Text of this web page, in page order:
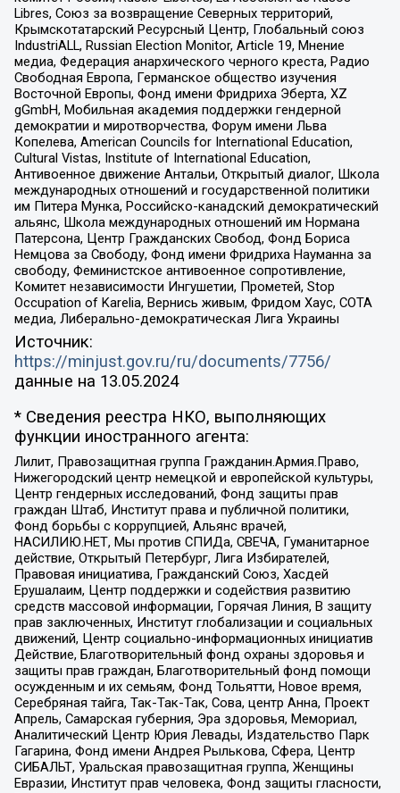
Libres, Союз за возвращение Северных территорий,
Крымскотатарский Ресурсный Центр, Глобальный союз
IndustriALL, Russian Election Monitor, Article 19, Мнение
медиа, Федерация анархического черного креста, Радио
Свободная Европа, Германское общество изучения
Восточной Европы, Фонд имени Фридриха Эберта, XZ
gGmbH, Мобильная академия поддержки гендерной
демократии и миротворчества, Форум имени Льва
Копелева, American Councils for International Education,
Cultural Vistas, Institute of International Education,
Антивоенное движение Антальи, Открытый диалог, Школа
международных отношений и государственной политики
им Питера Мунка, Российско-канадский демократический
альянс, Школа международных отношений им Нормана
Патерсона, Центр Гражданских Свобод, Фонд Бориса
Немцова за Свободу, Фонд имени Фридриха Науманна за
свободу, Феминистское антивоенное сопротивление,
Комитет независимости Ингушетии, Прометей, Stop
Occupation of Karelia, Вернись живым, Фридом Хаус, СОТА
медиа, Либерально-демократическая Лига Украины
Источник:
https://minjust.gov.ru/ru/documents/7756/
данные на 13.05.2024
* Сведения реестра НКО, выполняющих
функции иностранного агента:
Лилит, Правозащитная группа Гражданин.Армия.Право,
Нижегородский центр немецкой и европейской культуры,
Центр гендерных исследований, Фонд защиты прав
граждан Штаб, Институт права и публичной политики,
Фонд борьбы с коррупцией, Альянс врачей,
НАСИЛИЮ.НЕТ, Мы против СПИДа, СВЕЧА, Гуманитарное
действие, Открытый Петербург, Лига Избирателей,
Правовая инициатива, Гражданский Союз, Хасдей
Ерушалаим, Центр поддержки и содействия развитию
средств массовой информации, Горячая Линия, В защиту
прав заключенных, Институт глобализации и социальных
движений, Центр социально-информационных инициатив
Действие, Благотворительный фонд охраны здоровья и
защиты прав граждан, Благотворительный фонд помощи
осужденным и их семьям, Фонд Тольятти, Новое время,
Серебряная тайга, Так-Так-Так, Сова, центр Анна, Проект
Апрель, Самарская губерния, Эра здоровья, Мемориал,
Аналитический Центр Юрия Левады, Издательство Парк
Гагарина, Фонд имени Андрея Рылькова, Сфера, Центр
СИБАЛЬТ, Уральская правозащитная группа, Женщины
Евразии, Институт прав человека, Фонд защиты гласности,